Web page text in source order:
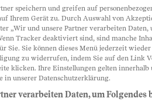
– das
umzugehen.
speichern und greifen auf
Ihrem Gerät zu. Durch Auswahl von
„Wir und unsere Partner verarbeiten Daten,
Tracker deaktiviert sind, sind manche
Sie. Sie können dieses Menü jederzeit
zu widerrufen, indem Sie auf den Link
klicken. Ihre Einstellungen gelten innerhalb
in unserer Datenschutzerklärung.
verarbeiten Daten, um Folgendes